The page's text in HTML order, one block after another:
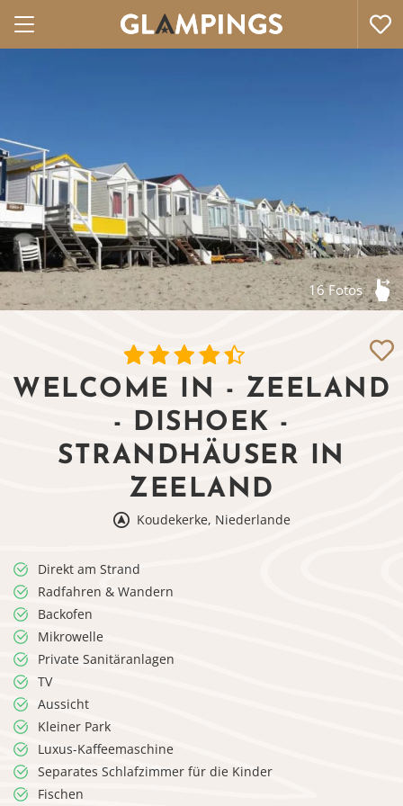
16 Fotos
WELCOME IN - ZEELAND
- DISHOEK -
STRANDHÄUSER IN
ZEELAND
Koudekerke, Niederlande
Direkt am Strand
Radfahren & Wandern
Backofen
Mikrowelle
Private Sanitäranlagen
TV
Aussicht
Kleiner Park
Luxus-Kaffeemaschine
Separates Schlafzimmer für die Kinder
Fischen